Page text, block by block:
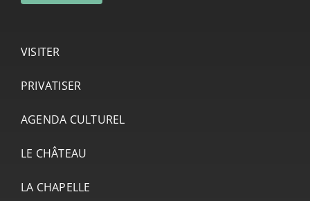
VISITER
PRIVATISER
AGENDA CULTUREL
LE CHÂTEAU
LA CHAPELLE